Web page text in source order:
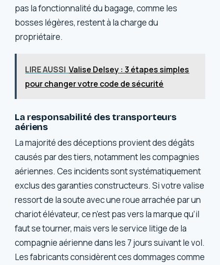
pas la fonctionnalité du bagage, comme les
bosses légères, restent à la charge du
propriétaire.
LIRE AUSSI Valise Delsey : 3 étapes simples
pour changer votre code de sécurité
La responsabilité des transporteurs
aériens
La majorité des déceptions provient des dégâts
causés par des tiers, notamment les compagnies
aériennes. Ces incidents sont systématiquement
exclus des garanties constructeurs. Si votre valise
ressort de la soute avec une roue arrachée par un
chariot élévateur, ce n’est pas vers la marque qu’il
faut se tourner, mais vers le service litige de la
compagnie aérienne dans les 7 jours suivant le vol.
Les fabricants considèrent ces dommages comme